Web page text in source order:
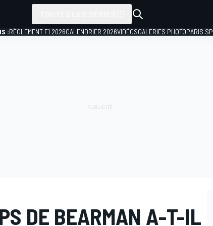
:RÈGLEMENT F1 2026CALENDRIER 2026VIDÉOSGALERIES PHOTOPARIS
DE BEARMAN A-T-IL